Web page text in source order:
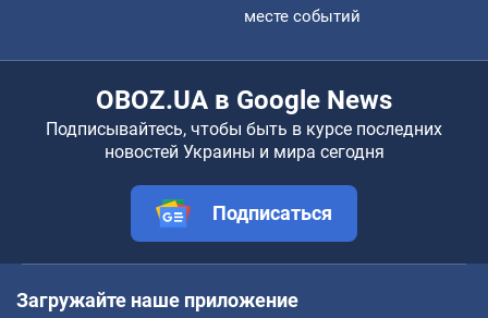
месте событий
OBOZ.UA в Google News
Подписывайтесь, чтобы быть в курсе последних
новостей Украины и мира сегодня
Подписаться
Загружайте наше приложение